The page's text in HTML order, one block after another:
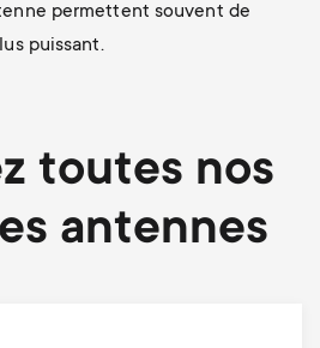
permettent souvent de
puissant.
toutes nos
antennes